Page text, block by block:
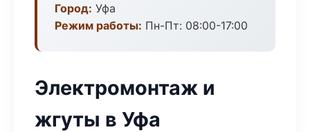
Город: Уфа
Режим работы: Пн-Пт: 08:00-17:00
Электромонтаж и
жгуты в Уфа